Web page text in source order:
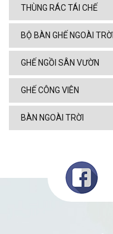
THÙNG RÁC TÁI CHẾ
BỘ BÀN GHẾ NGOÀI TRỜI
GHẾ NGỒI SÂN VƯỜN
GHẾ CÔNG VIÊN
BÀN NGOÀI TRỜI